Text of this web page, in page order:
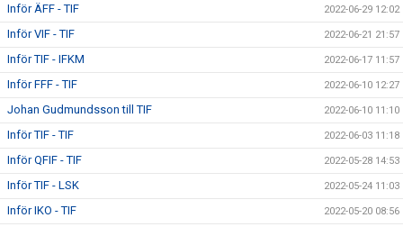
Inför ÄFF - TIF 2022-06-29 12:02
Inför VIF - TIF 2022-06-21 21:57
Inför TIF - IFKM 2022-06-17 11:57
Inför FFF - TIF 2022-06-10 12:27
Johan Gudmundsson till TIF 2022-06-10 11:10
Inför TIF - TIF 2022-06-03 11:18
Inför QFIF - TIF 2022-05-28 14:53
Inför TIF - LSK 2022-05-24 11:03
Inför IKO - TIF 2022-05-20 08:56